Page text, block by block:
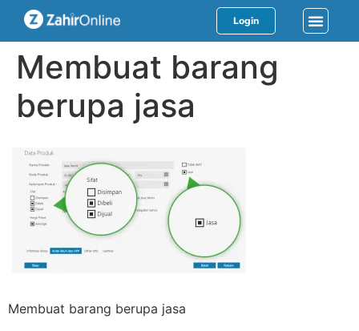
Login
Membuat barang
berupa jasa
Membuat barang berupa jasa